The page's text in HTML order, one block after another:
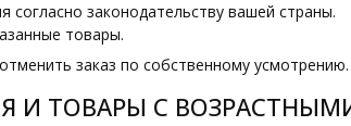
законодательству вашей страны.
товары.
заказ по собственному усмотрению.
И ТОВАРЫ С